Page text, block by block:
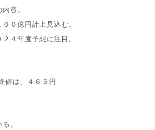
容。
０億円計上見込む。
４年度予想に注目。
は、４６５円
。